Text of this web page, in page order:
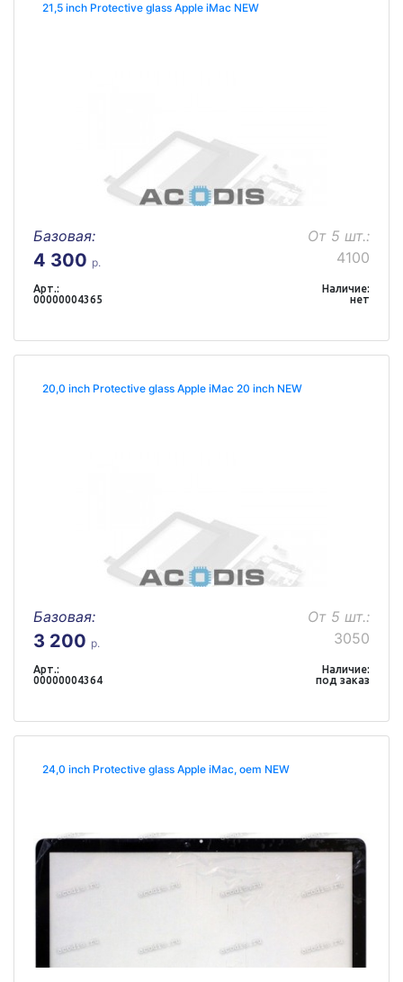
21,5 inch Protective glass Apple iMac NEW
Базовая:
4 300 р.
От 5 шт.:
4100
Арт.:
00000004365
Наличие:
нет
20,0 inch Protective glass Apple iMac 20 inch NEW
Базовая:
3 200 р.
От 5 шт.:
3050
Арт.:
00000004364
Наличие:
под заказ
24,0 inch Protective glass Apple iMac, oem NEW